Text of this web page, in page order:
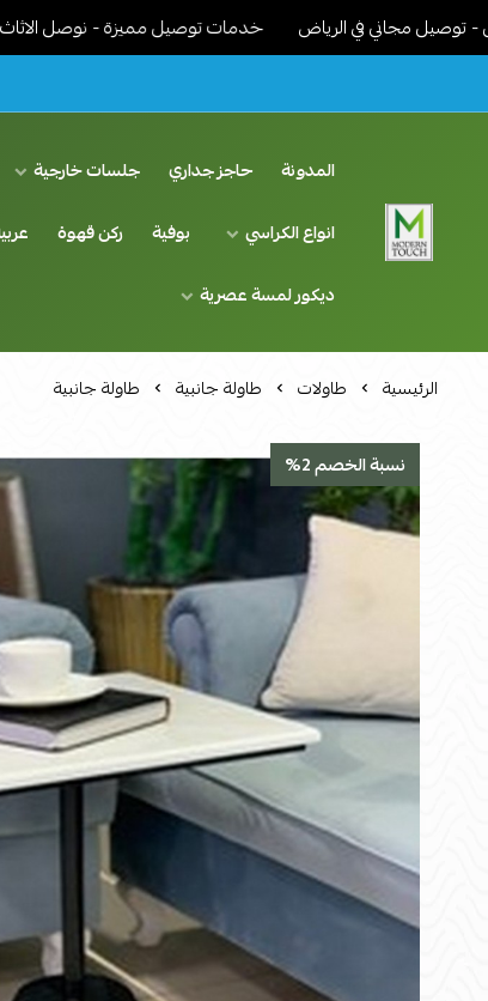
في الرياض خدمات توصيل مميزة - نوصل الاثاث جاهز
اثاث مودرن لمسة عصرية
المدونة حاجز جداري جلسات خارجية
انواع الكراسي
بوفية ركن قهوة
ديكور لمسة عصرية
الرئيسية طاولات طاولة جانبية طاولة جانبية
نسبة الخصم 2%